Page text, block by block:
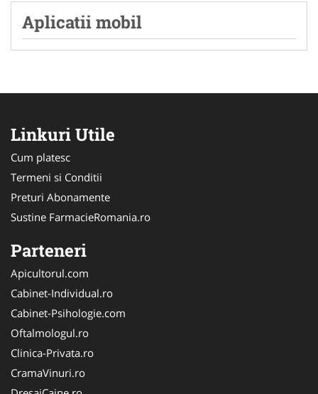
Aplicatii mobil
Linkuri Utile
Cum platesc
Termeni si Conditii
Preturi Abonamente
Sustine FarmacieRomania.ro
Parteneri
Apicultorul.com
Cabinet-Individual.ro
Cabinet-Psihologie.com
Oftalmologul.ro
Clinica-Privata.ro
CramaVinuri.ro